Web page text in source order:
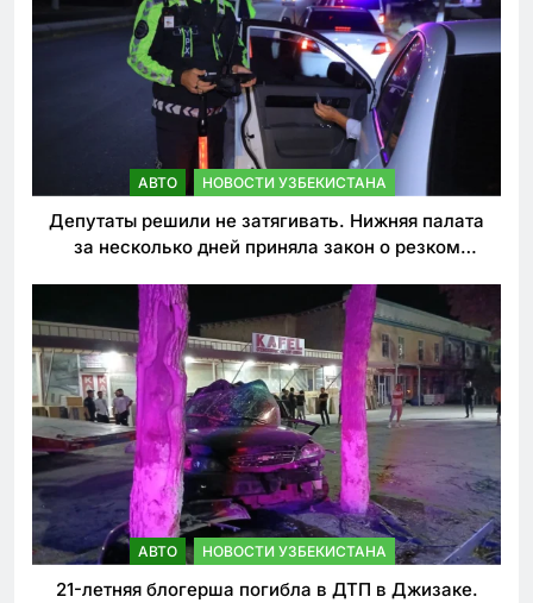
АВТО НОВОСТИ УЗБЕКИСТАНА
Депутаты решили не затягивать. Нижняя палата
за несколько дней приняла закон о резком
АВТО НОВОСТИ УЗБЕКИСТАНА
21-летняя блогерша погибла в ДТП в Джизаке.